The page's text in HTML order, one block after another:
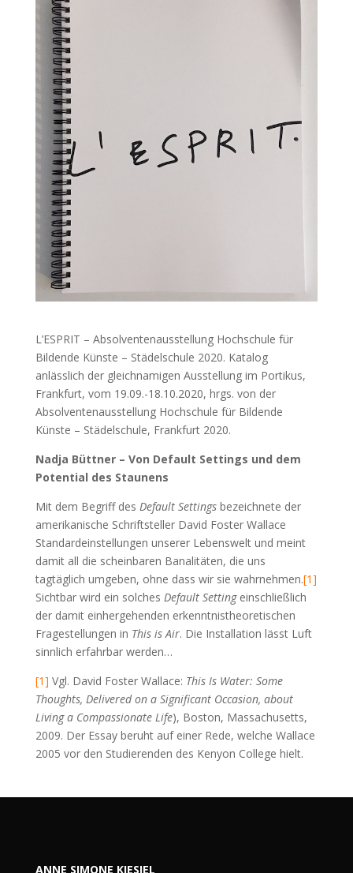
L’ESPRIT – Absolventenausstellung Hochschule für
Bildende Künste – Städelschule 2020. Katalog
anlässlich der gleichnamigen Ausstellung im Portikus,
Frankfurt, vom 19.09.-18.10.2020, hrgs. von der
Absolventenausstellung Hochschule für Bildende
Künste – Städelschule, Frankfurt 2020.
Nadja Büttner – Von Default Settings und dem
Potential des Staunens
Mit dem Begriff des Default Settings bezeichnete der
amerikanische Schriftsteller David Foster Wallace
Standardeinstellungen unserer Lebenswelt und meint
damit all die scheinbaren Banalitäten, die uns
tagtäglich umgeben, ohne dass wir sie wahrnehmen.[1]
Sichtbar wird ein solches Default Settingeinschließlich
der damit einhergehenden erkenntnistheoretischen
Fragestellungen in This is Air. Die Installation lässt Luft
sinnlich erfahrbar werden…
[1] Vgl. David Foster Wallace: This Is Water: Some
Thoughts, Delivered on a Significant Occasion, about
Living a Compassionate Life), Boston, Massachusetts,
2009. Der Essay beruht auf einer Rede, welche Wallace
2005 vor den Studierenden des Kenyon College hielt.
ANNE SIMONE KIESIEL